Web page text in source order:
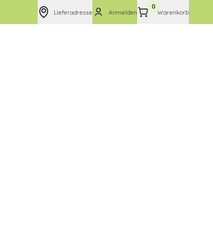
Lieferadresse Anmelden
0
Warenkorb